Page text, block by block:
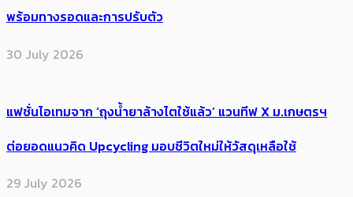
พร้อมทางรอดและการปรับตัว
30 July 2026
แฟชั่นไอเทมจาก ‘ถุงน้ำยาล้างไตใช้แล้ว’ แวนทีฟ X ม.เกษตรฯ
ต่อยอดแนวคิด Upcycling มอบชีวิตใหม่ให้วัสดุเหลือใช้
29 July 2026